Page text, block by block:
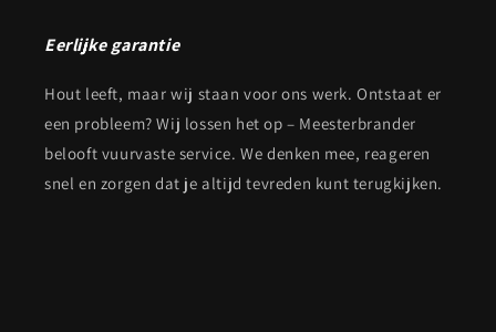
Eerlijke garantie
Hout leeft, maar wij staan voor ons werk. Ontstaat er
een probleem? Wij lossen het op – Meesterbrander
belooft vuurvaste service. We denken mee, reageren
snel en zorgen dat je altijd tevreden kunt terugkijken.